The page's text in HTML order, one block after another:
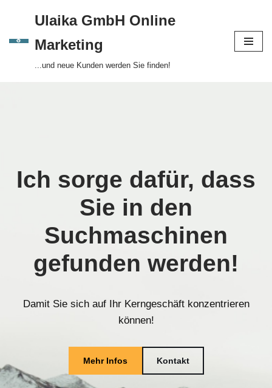
springen
Ulaika GmbH Online
Marketing
...und neue Kunden werden Sie finden!
Ich sorge dafür, dass
Sie in den
Suchmaschinen
gefunden werden!
Damit Sie sich auf Ihr Kerngeschäft konzentrieren
können!
Mehr Infos Kontakt